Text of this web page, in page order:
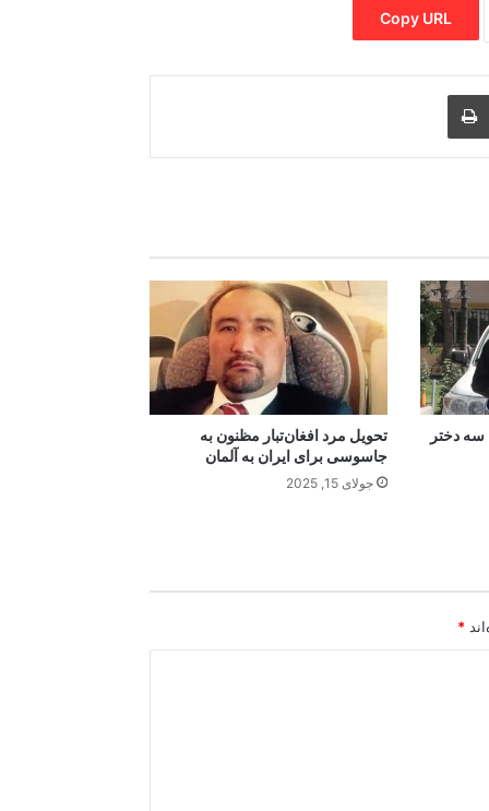
Copy URL
Share
Print
دختر
تحویل مرد افغان‌تبار مظنون به
جاسوسی برای ایران به آلمان
جولای 15, 2025
*